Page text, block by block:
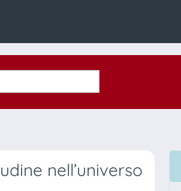
nell’universo